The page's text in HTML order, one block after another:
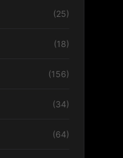
(25)
(18)
(156)
(34)
(64)